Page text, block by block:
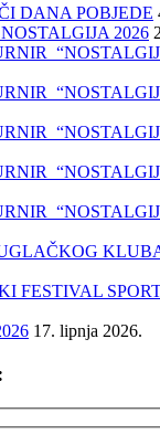
DANA POBJEDE
2026
FESTIVAL
17. lipnja 2026.